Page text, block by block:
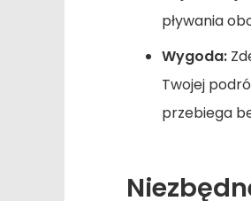
pływania
Wygoda:
Twojej
przebiega